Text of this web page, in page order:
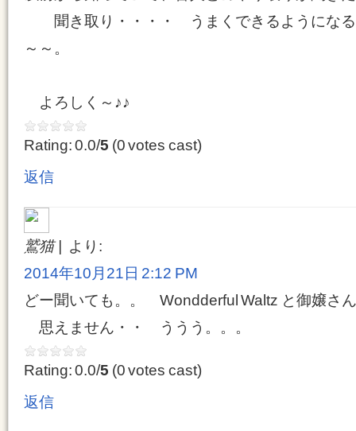
聞き取り・・・・ うまくできるようになる
～～。
よろしく～♪♪
Rating: 0.0/5 (0 votes cast)
返信
鷲猫
より:
2014年10月21日 2:12 PM
どー聞いても。。 Wondderful Waltz と御嬢さ
思えません・・ ううう。。。
Rating: 0.0/5 (0 votes cast)
返信